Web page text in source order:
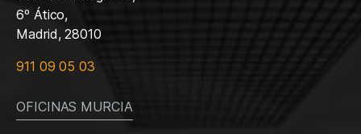
6º Ático,
Madrid, 28010
911 09 05 03
OFICINAS MURCIA